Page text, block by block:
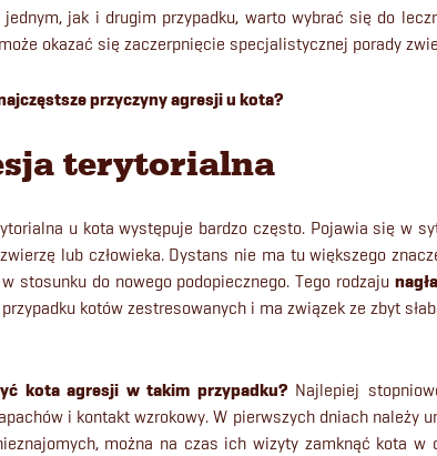
jednym, jak i drugim przypadku, warto wybrać się do
okazać się zaczerpnięcie specjalistycznej porady
przyczyny agresji u kota?
terytorialna
u kota występuje bardzo często. Pojawia się w
lub człowieka. Dystans nie ma tu większego
stosunku do nowego podopiecznego. Tego rodzaju
kotów zestresowanych i ma związek ze zbyt
kota agresji w takim przypadku? Najlepiej
i kontakt wzrokowy. W pierwszych dniach
można na czas ich wizyty zamknąć kota